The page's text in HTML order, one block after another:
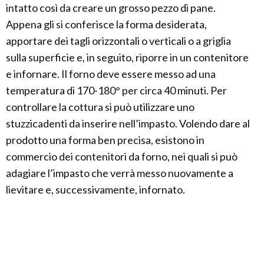
intatto così da creare un grosso pezzo di pane.
Appena gli si conferisce la forma desiderata,
apportare dei tagli orizzontali o verticali o a griglia
sulla superficie e, in seguito, riporre in un contenitore
e infornare. Il forno deve essere messo ad una
temperatura di 170-180° per circa 40 minuti. Per
controllare la cottura si può utilizzare uno
stuzzicadenti da inserire nell’impasto. Volendo dare al
prodotto una forma ben precisa, esistono in
commercio dei contenitori da forno, nei quali si può
adagiare l’impasto che verrà messo nuovamente a
lievitare e, successivamente, infornato.